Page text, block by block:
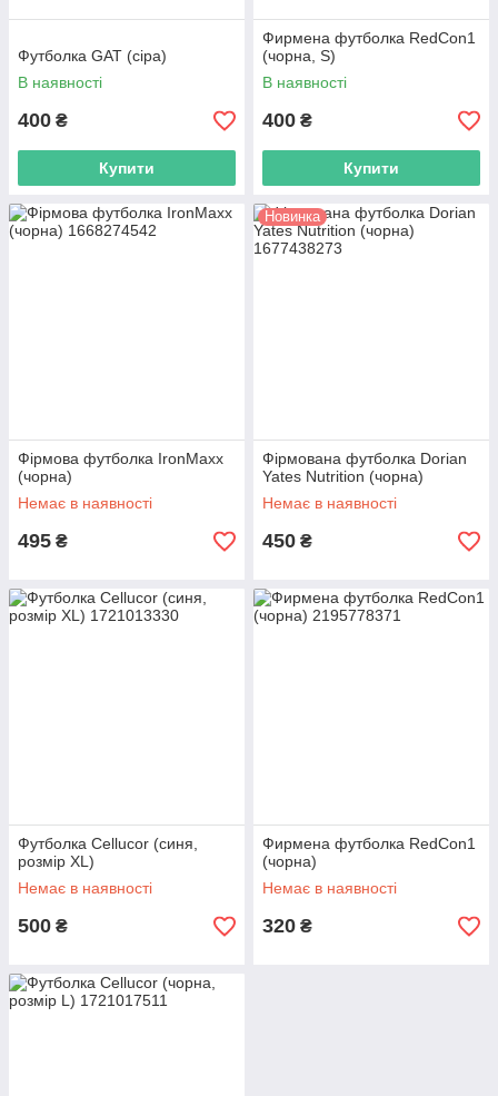
Футболка GAT (сіра)
В наявності
400 ₴
Купити
Фирмена футболка RedCon1
(чорна, S)
В наявності
400 ₴
Купити
Фірмова футболка IronMaxx
(чорна)
Немає в наявності
495 ₴
Новинка
Фірмована футболка Dorian
Yates Nutrition (чорна)
Немає в наявності
450 ₴
Футболка Cellucor (синя,
розмір XL)
Немає в наявності
500 ₴
Фирмена футболка RedCon1
(чорна)
Немає в наявності
320 ₴